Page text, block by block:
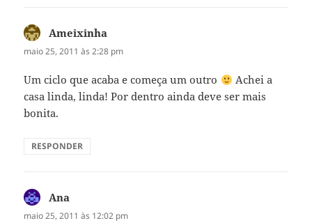
Ameixinha
maio 25, 2011 às 2:28 pm
Um ciclo que acaba e começa um outro
Achei a
casa linda, linda! Por dentro ainda deve ser mais
bonita.
RESPONDER
Ana
maio 25, 2011 às 12:02 pm